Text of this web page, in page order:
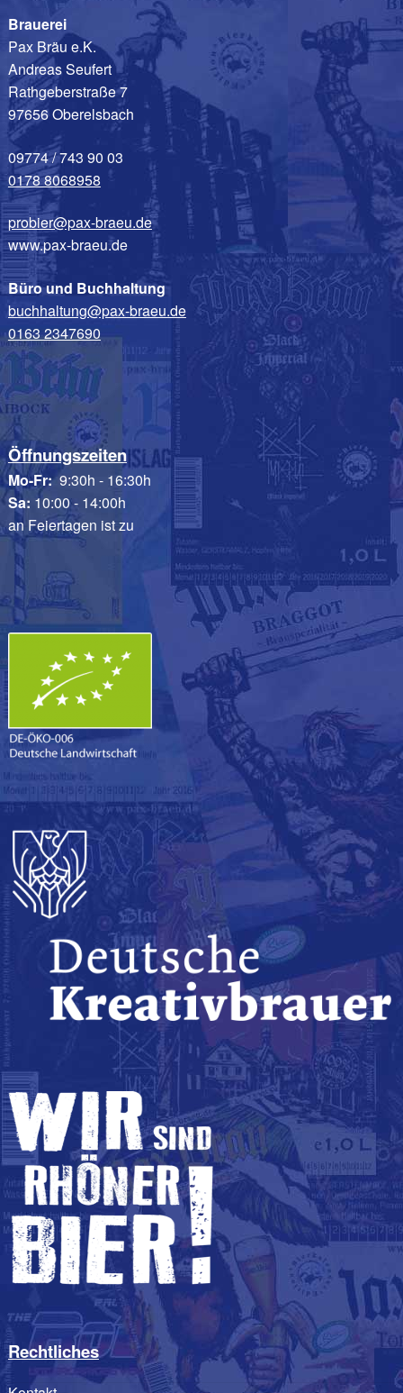
Brauerei
Pax Bräu e.K.
Andreas Seufert
Rathgeberstraße 7
97656 Oberelsbach
09774 / 743 90 03
0178 8068958
probier@pax-braeu.de
www.pax-braeu.de
Büro und Buchhaltung
buchhaltung@pax-braeu.de
0163 2347690
Öffnungszeiten
Mo-Fr:9:30h - 16:30h
Sa: 10:00 - 14:00h
an Feiertagen ist zu
Rechtliches